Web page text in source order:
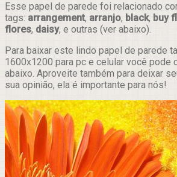
Esse papel de parede foi relacionado
tags: arrangement, arranjo, black, buy
flores, daisy, e outras (ver abaixo).
Para baixar este lindo papel de parede
1600x1200 para pc e celular você pode
abaixo. Aproveite também para deixar
sua opinião, ela é importante para nós!